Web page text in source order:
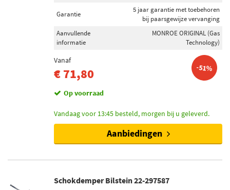
Garantie
5 jaar garantie met toebehoren
bij paarsgewijze vervanging
Aanvullende
informatie
MONROE ORIGINAL (Gas
Technology)
Vanaf
€ 71,80 -51%
Op voorraad
Vandaag voor 13:45 besteld, morgen bij u geleverd.
Aanbiedingen
Schokdemper Bilstein 22-297587